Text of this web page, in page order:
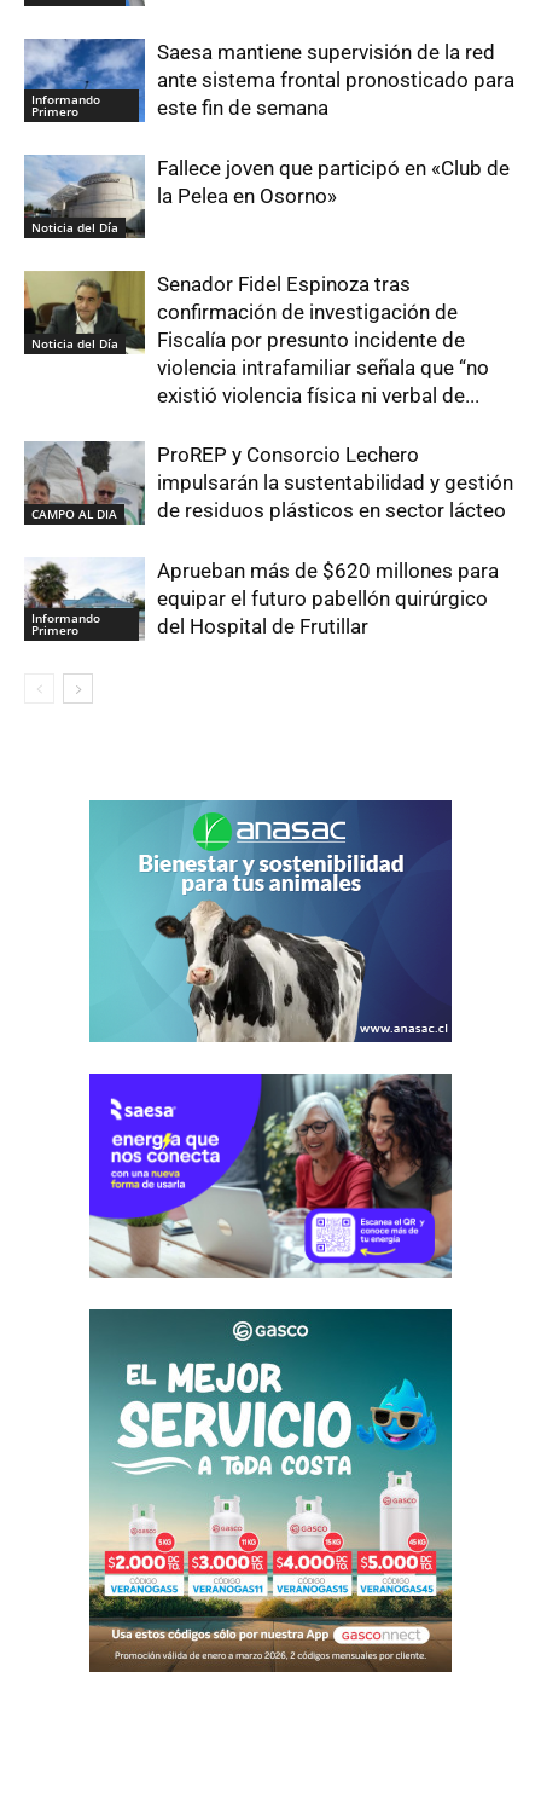
Informando
Primero
Saesa mantiene supervisión de la red
ante sistema frontal pronosticado para
este fin de semana
Noticia del Día
Fallece joven que participó en «Club de
la Pelea en Osorno»
Noticia del Día
Senador Fidel Espinoza tras
confirmación de investigación de
Fiscalía por presunto incidente de
violencia intrafamiliar señala que “no
existió violencia física ni verbal de...
CAMPO AL DIA
ProREP y Consorcio Lechero
impulsarán la sustentabilidad y gestión
de residuos plásticos en sector lácteo
Informando
Primero
Aprueban más de $620 millones para
equipar el futuro pabellón quirúrgico
del Hospital de Frutillar